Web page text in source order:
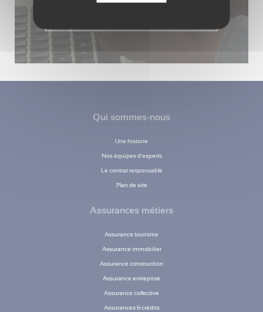
Qui sommes-nous
Une histoire
Nos équipes d’experts
Le contrat responsable
Plan de site
Assurances métiers
Assurance tourisme
Assurance immobilier
Assurance construction
Assurance entreprise
Assurance collective
Assurances & crédits